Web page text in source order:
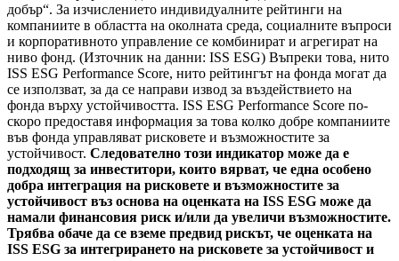
добър“. За изчислението индивидуалните рейтинги на
компаниите в областта на околната среда, социалните въпроси
и корпоративното управление се комбинират и агрегират на
ниво фонд. (Източник на данни: ISS ESG) Въпреки това, нито
ISS ESG Performance Score, нито рейтингът на фонда могат да
се използват, за да се направи извод за въздействието на
фонда върху устойчивостта. ISS ESG Performance Score по-
скоро предоставя информация за това колко добре компаниите
във фонда управляват рисковете и възможностите за
устойчивост. Следователно този индикатор може да е
подходящ за инвеститори, които вярват, че една особено
добра интеграция на рисковете и възможностите за
устойчивост въз основа на оценката на ISS ESG може да
намали финансовия риск и/или да увеличи възможностите.
Трябва обаче да се вземе предвид рискът, че оценката на
ISS ESG за интегрирането на рисковете за устойчивост и